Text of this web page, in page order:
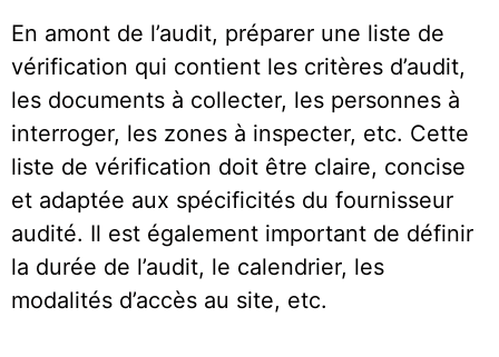
En amont de l’audit, préparer une liste de
vérification qui contient les critères d’audit,
les documents à collecter, les personnes à
interroger, les zones à inspecter, etc. Cette
liste de vérification doit être claire, concise
et adaptée aux spécificités du fournisseur
audité. Il est également important de définir
la durée de l’audit, le calendrier, les
modalités d’accès au site, etc.